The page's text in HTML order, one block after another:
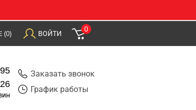
(0) ВОЙТИ
0
Заказать звонок
График работы